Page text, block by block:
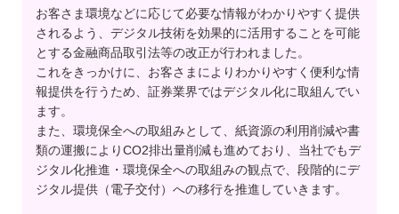
お客さま環境などに応じて必要な情報がわかりやすく提供
されるよう、デジタル技術を効果的に活用することを可能
とする金融商品取引法等の改正が行われました。
これをきっかけに、お客さまによりわかりやすく便利な情
報提供を行うため、証券業界ではデジタル化に取組んでい
ます。
また、環境保全への取組みとして、紙資源の利用削減や書
類の運搬によりCO2排出量削減も進めており、当社でもデ
ジタル化推進・環境保全への取組みの観点で、段階的にデ
ジタル提供（電子交付）への移行を推進していきます。